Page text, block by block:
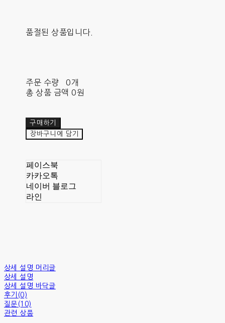
품절된 상품입니다.
주문 수량
0개
총 상품 금액 0원
구매하기
장바구니에 담기
페이스북
카카오톡
네이버 블로그
라인
상세 설명 머리글
상세 설명
상세 설명 바닥글
후기(0)
질문(10)
관련 상품